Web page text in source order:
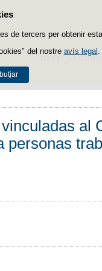
de tercers per obtenir
del nostre avís legal
contingut
Inici El
al
personas